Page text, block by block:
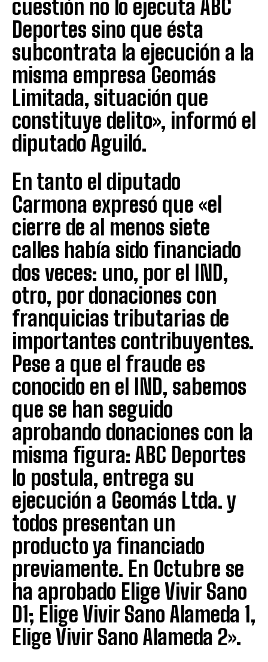
cuestión no lo ejecuta ABC
Deportes sino que ésta
subcontrata la ejecución a la
misma empresa Geomás
Limitada, situación que
constituye delito», informó el
diputado Aguiló.
En tanto el diputado
Carmona expresó que «el
cierre de al menos siete
calles había sido financiado
dos veces: uno, por el IND,
otro, por donaciones con
franquicias tributarias de
importantes contribuyentes.
Pese a que el fraude es
conocido en el IND, sabemos
que se han seguido
aprobando donaciones con la
misma figura: ABC Deportes
lo postula, entrega su
ejecución a Geomás Ltda. y
todos presentan un
producto ya financiado
previamente. En Octubre se
ha aprobado Elige Vivir Sano
D1; Elige Vivir Sano Alameda 1,
Elige Vivir Sano Alameda 2».